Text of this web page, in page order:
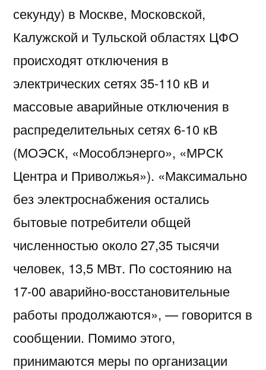
секунду) в Москве, Московской,
Калужской и Тульской областях ЦФО
происходят отключения в
электрических сетях 35-110 кВ и
массовые аварийные отключения в
распределительных сетях 6-10 кВ
(МОЭСК, «Мособлэнерго», «МРСК
Центра и Приволжья»). «Максимально
без электроснабжения остались
бытовые потребители общей
численностью около 27,35 тысячи
человек, 13,5 МВт. По состоянию на
17-00 аварийно-восстановительные
работы продолжаются», — говорится в
сообщении. Помимо этого,
принимаются меры по организации